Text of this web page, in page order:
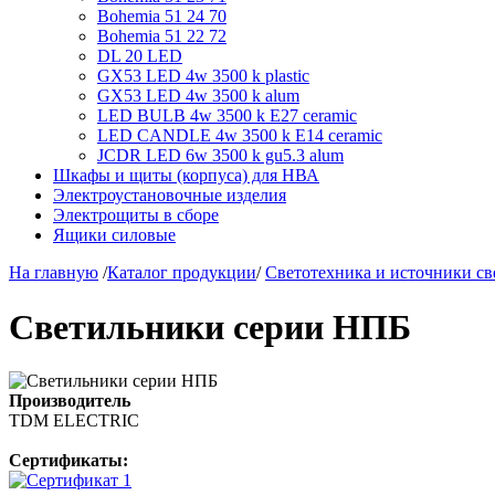
Bohemia 51 24 70
Bohemia 51 22 72
DL 20 LED
GX53 LED 4w 3500 k plastic
GX53 LED 4w 3500 k alum
LED BULB 4w 3500 k E27 ceramic
LED CANDLE 4w 3500 k E14 ceramic
JCDR LED 6w 3500 k gu5.3 alum
Шкафы и щиты (корпуса) для НВА
Электроустановочные изделия
Электрощиты в сборе
Ящики силовые
На главную /Каталог продукции/Светотехника и источники
Светильники серии НПБ
Производитель
TDM ЕLECTRIC
Сертификаты: